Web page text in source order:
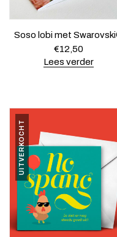
Soso lobi met
€12,50
Lees verder
UITVERKOCHT